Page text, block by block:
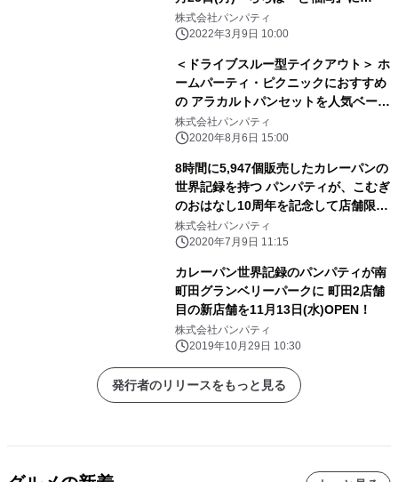
OPEN
株式会社パンパティ
2022年3月9日 10:00
＜ドライブスルー型テイクアウト＞ ホ
ームパーティ・ピクニックにおすすめ
の アラカルトパンセットを人気ベーカ
リーパンパティが限定販売！！
株式会社パンパティ
2020年8月6日 15:00
8時間に5,947個販売したカレーパンの
世界記録を持つ パンパティが、こむぎ
のおはなし10周年を記念して店舗限定
で ＜揚げずに窯で焼いた＞焼きステー
キカレーパンを発売！
株式会社パンパティ
2020年7月9日 11:15
カレーパン世界記録のパンパティが南
町田グランベリーパークに 町田2店舗
目の新店舗を11月13日(水)OPEN！
株式会社パンパティ
2019年10月29日 10:30
発行者のリリースをもっと見る